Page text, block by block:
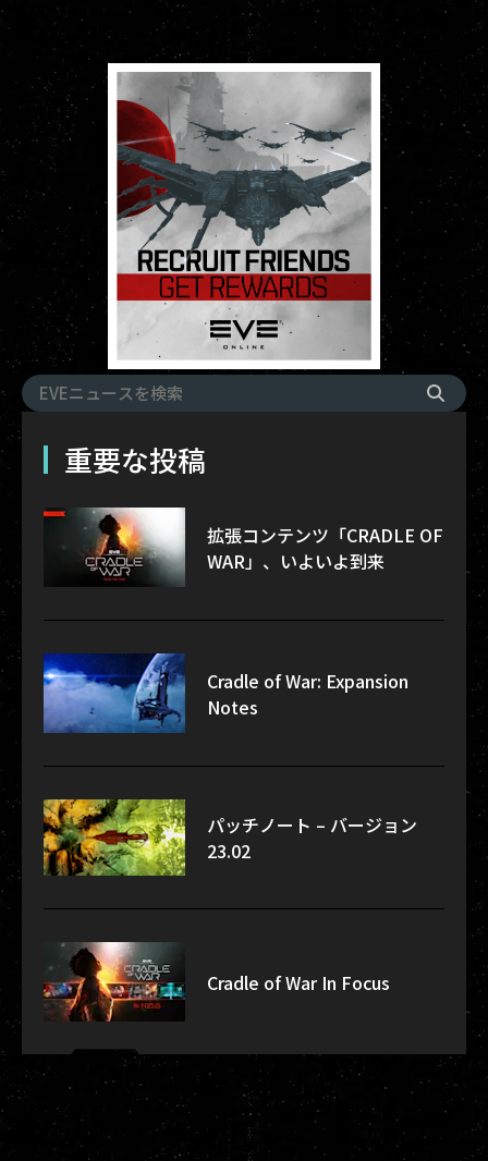
重要な投稿
拡張コンテンツ「CRADLE OF
WAR」、いよいよ到来
Cradle of War: Expansion
Notes
パッチノート – バージョン
23.02
Cradle of War In Focus